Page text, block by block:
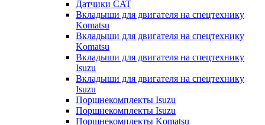
Датчики CAT
Вкладыши для двигателя на спецтехнику
Komatsu
Вкладыши для двигателя на спецтехнику
Komatsu
Вкладыши для двигателя на спецтехнику
Isuzu
Вкладыши для двигателя на спецтехнику
Isuzu
Поршнекомплекты Isuzu
Поршнекомплекты Isuzu
Поршнекомплекты Komatsu